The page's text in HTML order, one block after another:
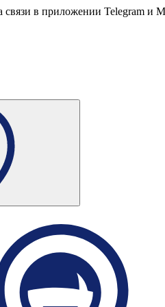
связи в приложении Telegram и